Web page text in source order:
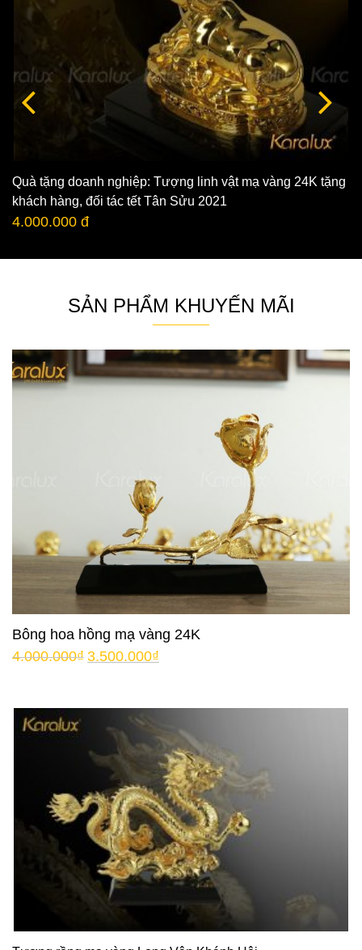
Quà tặng doanh nghiệp: Tượng linh vật mạ vàng 24K tặng
khách hàng, đối tác tết Tân Sửu 2021
4.000.000 đ
SẢN PHẨM KHUYẾN MÃI
Bông hoa hồng mạ vàng 24K
4.000.000₫ 3.500.000₫